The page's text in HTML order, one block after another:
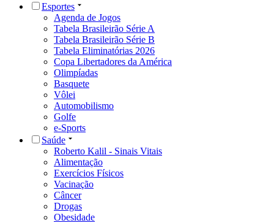
Esportes
Agenda de Jogos
Tabela Brasileirão Série A
Tabela Brasileirão Série B
Tabela Eliminatórias 2026
Copa Libertadores da América
Olimpíadas
Basquete
Vôlei
Automobilismo
Golfe
e-Sports
Saúde
Roberto Kalil - Sinais Vitais
Alimentação
Exercícios Físicos
Vacinação
Câncer
Drogas
Obesidade